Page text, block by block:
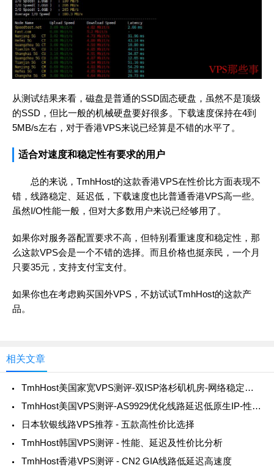
从测试结果来看，磁盘是普通的SSD固态硬盘，虽然不是顶级
的SSD，但比一般的机械硬盘要好很多。下载速度保持在4到
5MB/s左右，对于香港VPS来说已经算是不错的水平了。
适合对速度和稳定性有要求的用户
总的来说，TmhHost的这款香港VPS在性价比方面表现不
错，线路稳定、延迟低，下载速度也比普通香港VPS高一些。
虽然I/O性能一般，但对大多数用户来说已经够用了。
如果你对服务器配置要求不高，但特别看重速度和稳定性，那
么这款VPS会是一个不错的选择。而且价格也挺亲民，一个月
只要35元，支持支付宝支付。
如果你也在考虑购买国外VPS，不妨试试TmhHost的这款产
品。
相关文章
TmhHost美国家宽VPS测评-双ISP洛杉矶机房-网络稳定价格实惠
TmhHost美国VPS测评-AS9929优化线路延迟低原生IP-性价比超高
日本软银线路VPS推荐 - 五款高性价比选择
TmhHost韩国VPS测评 - 性能、延迟及性价比分析
TmhHost香港VPS测评 - CN2 GIA线路低延迟高速度